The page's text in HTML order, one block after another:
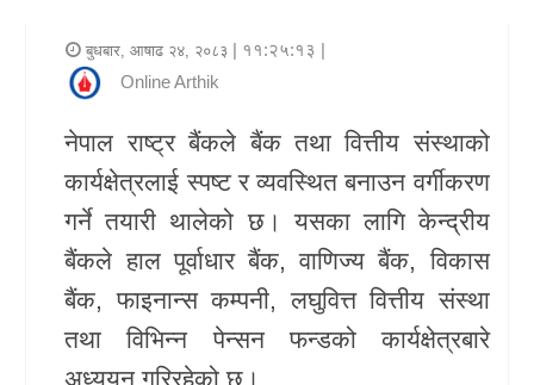
राजनीति
भिडियो
सूचना
बुधबार, आषाढ २४, २०८३ | ११:२५:१३ |
Online Arthik
नेपाल राष्ट्र बैंकले बैंक तथा वित्तीय संस्थाको
कार्यक्षेत्रलाई स्पष्ट र व्यवस्थित बनाउन वर्गीकरण
गर्ने तयारी थालेको छ। यसका लागि केन्द्रीय
बैंकले हाल पूर्वाधार बैंक, वाणिज्य बैंक, विकास
बैंक, फाइनान्स कम्पनी, लघुवित्त वित्तीय संस्था
तथा विभिन्न पेन्सन फन्डको कार्यक्षेत्रबारे
अध्ययन गरिरहेको छ।